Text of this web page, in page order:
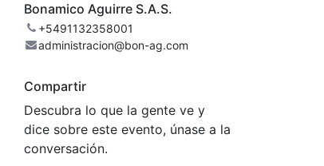
Bonamico Aguirre S.A.S.
+5491132358001
administracion@bon-ag.com
Compartir
Descubra lo que la gente ve y
dice sobre este evento, únase a la
conversación.